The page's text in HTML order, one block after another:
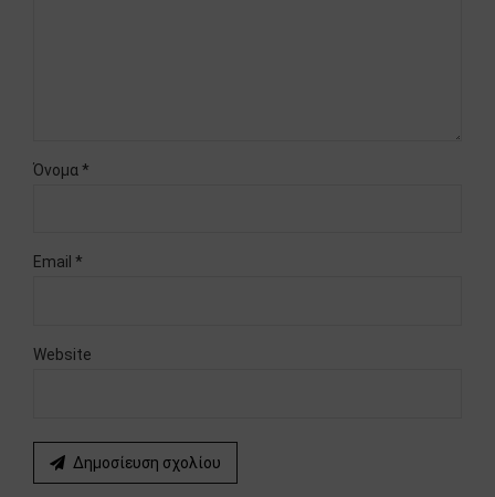
Όνομα *
Email *
Website
Δημοσίευση σχολίου